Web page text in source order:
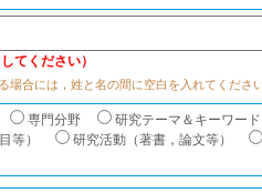
てください）
場合には，姓と名の間に空白を入れてくださ
専門分野
研究テーマ＆キーワード
等）
研究活動（著書，論文等）